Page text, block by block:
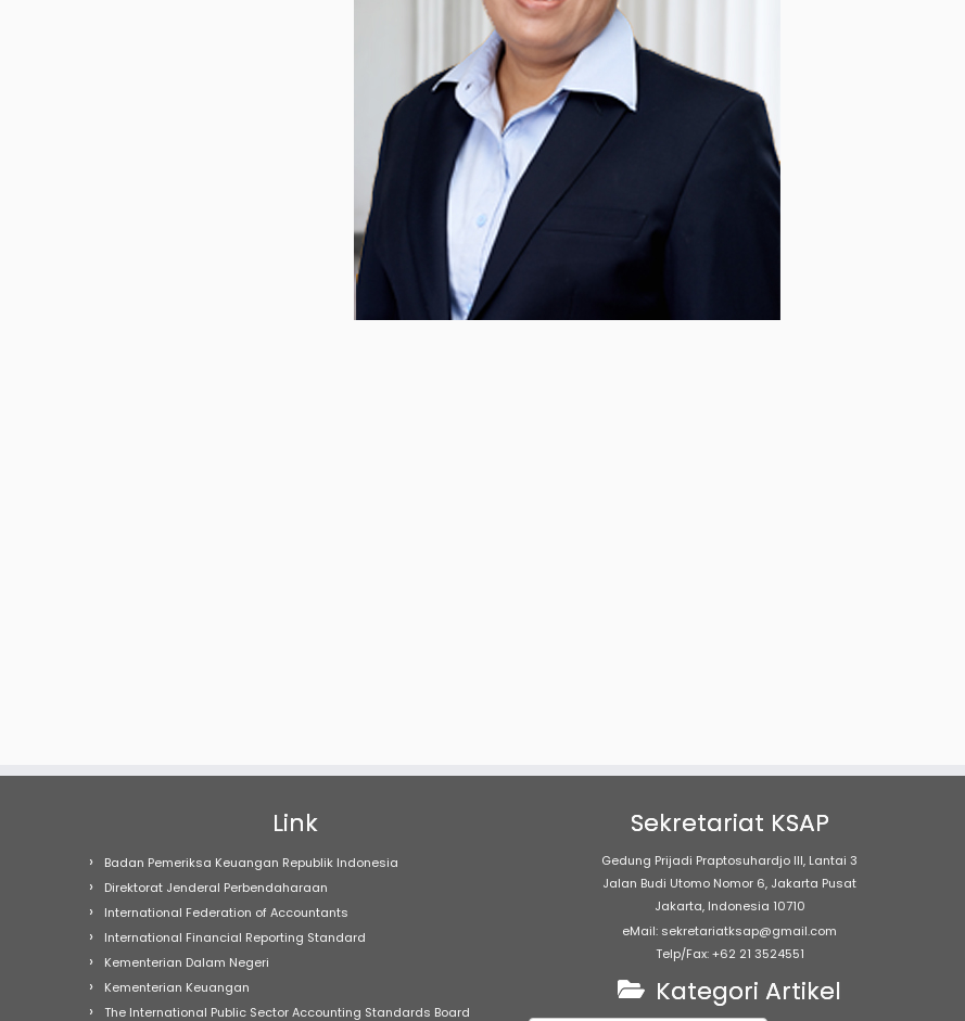
Link
Badan Pemeriksa Keuangan Republik Indonesia
Direktorat Jenderal Perbendaharaan
International Federation of Accountants
International Financial Reporting Standard
Kementerian Dalam Negeri
Kementerian Keuangan
The International Public Sector Accounting Standards Board
Sekretariat KSAP
Gedung Prijadi Praptosuhardjo III, Lantai 3
Jalan Budi Utomo Nomor 6, Jakarta Pusat
Jakarta, Indonesia 10710
eMail: sekretariatksap@gmail.com
Telp/Fax: +62 21 3524551
Kategori Artikel